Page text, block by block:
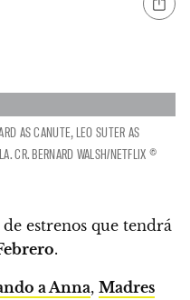
AS CANUTE, LEO SUTER AS
CR. BERNARD WALSH/NETFLIX ©
estrenos que tendrá
.
a Anna, Madres